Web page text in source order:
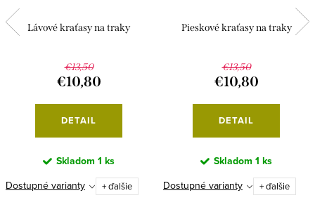
Lávové kraťasy na traky
€13,50
€10,80
DETAIL
Skladom 1 ks
Dostupné varianty + ďalšie
Pieskové kraťasy na traky
€13,50
€10,80
DETAIL
Skladom 1 ks
Dostupné varianty + ďalšie